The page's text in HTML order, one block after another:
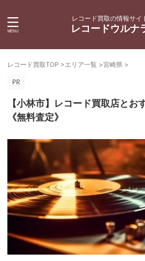
レコード買取の情報サイ
レコードウルナ
レコード買取TOP >エリア一覧 >宮崎県 >
【小林市】レコード買取店とお
《無料査定》